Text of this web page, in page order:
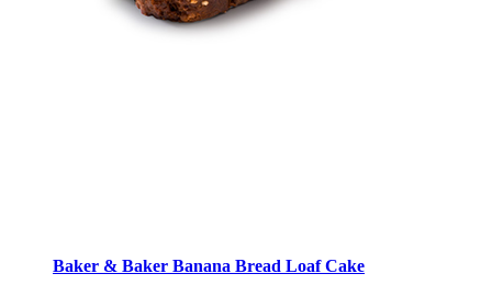
Baker & Baker Banana Bread Loaf Cake